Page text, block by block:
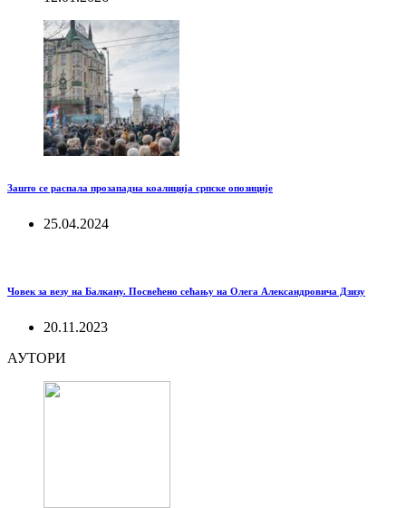
Зашто се распала прозападна коалиција српске опозиције
25.04.2024
Човек за везу на Балкану. Посвећено сећању на Олега Александровича Дзизу
20.11.2023
АУТОРИ